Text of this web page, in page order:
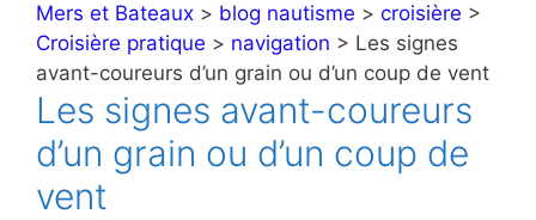
Mers et Bateaux > blog nautisme > croisière >
Croisière pratique > navigation > Les signes
avant-coureurs d’un grain ou d’un coup de vent
Les signes avant-coureurs
d’un grain ou d’un coup de
vent